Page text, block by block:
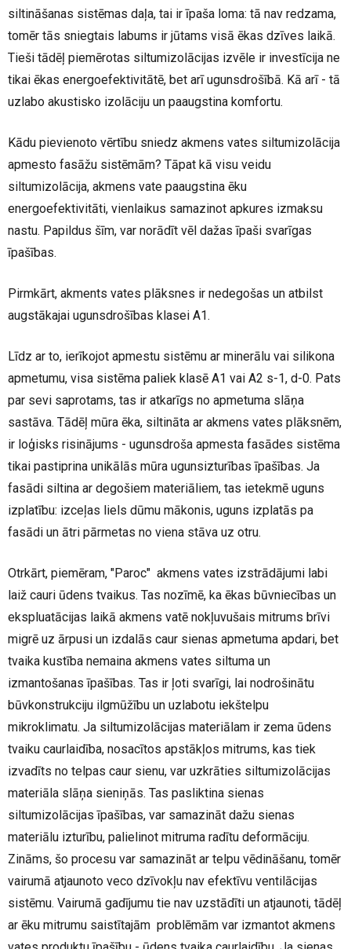
siltināšanas sistēmas daļa, tai ir īpaša loma: tā nav redzama,
tomēr tās sniegtais labums ir jūtams visā ēkas dzīves laikā.
Tieši tādēļ piemērotas siltumizolācijas izvēle ir investīcija ne
tikai ēkas energoefektivitātē, bet arī ugunsdrošībā. Kā arī - tā
uzlabo akustisko izolāciju un paaugstina komfortu.
Kādu pievienoto vērtību sniedz akmens vates siltumizolācija
apmesto fasāžu sistēmām? Tāpat kā visu veidu
siltumizolācija, akmens vate paaugstina ēku
energoefektivitāti, vienlaikus samazinot apkures izmaksu
nastu. Papildus šīm, var norādīt vēl dažas īpaši svarīgas
īpašības.
Pirmkārt, akments vates plāksnes ir nedegošas un atbilst
augstākajai ugunsdrošības klasei A1.
Līdz ar to, ierīkojot apmestu sistēmu ar minerālu vai silikona
apmetumu, visa sistēma paliek klasē A1 vai A2 s-1, d-0. Pats
par sevi saprotams, tas ir atkarīgs no apmetuma slāņa
sastāva. Tādēļ mūra ēka, siltināta ar akmens vates plāksnēm,
ir loģisks risinājums - ugunsdroša apmesta fasādes sistēma
tikai pastiprina unikālās mūra ugunsizturības īpašības. Ja
fasādi siltina ar degošiem materiāliem, tas ietekmē uguns
izplatību: izceļas liels dūmu mākonis, uguns izplatās pa
fasādi un ātri pārmetas no viena stāva uz otru.
Otrkārt, piemēram, "Paroc" akmens vates izstrādājumi labi
laiž cauri ūdens tvaikus. Tas nozīmē, ka ēkas būvniecības un
ekspluatācijas laikā akmens vatē nokļuvušais mitrums brīvi
migrē uz ārpusi un izdalās caur sienas apmetuma apdari, bet
tvaika kustība nemaina akmens vates siltuma un
izmantošanas īpašības. Tas ir ļoti svarīgi, lai nodrošinātu
būvkonstrukciju ilgmūžību un uzlabotu iekštelpu
mikroklimatu. Ja siltumizolācijas materiālam ir zema ūdens
tvaiku caurlaidība, nosacītos apstākļos mitrums, kas tiek
izvadīts no telpas caur sienu, var uzkrāties siltumizolācijas
materiāla slāņa sieniņās. Tas pasliktina sienas
siltumizolācijas īpašības, var samazināt dažu sienas
materiālu izturību, palielinot mitruma radītu deformāciju.
Zināms, šo procesu var samazināt ar telpu vēdināšanu, tomēr
vairumā atjaunoto veco dzīvokļu nav efektīvu ventilācijas
sistēmu. Vairumā gadījumu tie nav uzstādīti un atjaunoti, tādēļ
ar ēku mitrumu saistītajām problēmām var izmantot akmens